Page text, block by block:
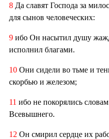
8 Да славят Господа за
для сынов человеческих:
9 ибо Он насытил душу
исполнил благами.
10 Они сидели во тьме и
скорбью и железом;
11 ибо не покорялись
Всевышнего.
12 Он смирил сердце их